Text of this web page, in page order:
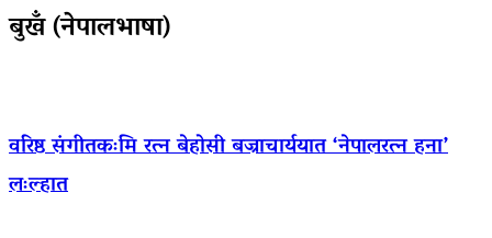
बुखँ (नेपालभाषा)
वरिष्ठ संगीतकःमि रत्न बेहोसी बज्राचार्ययात ‘नेपालरत्न हना’
लःल्हात